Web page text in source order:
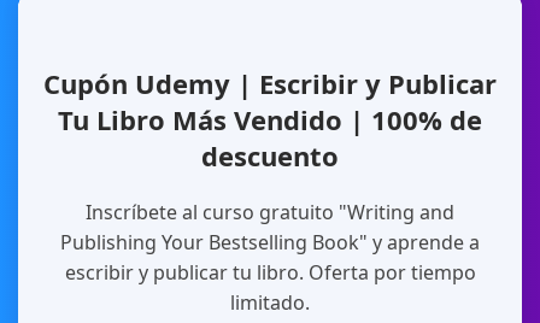
Cupón Udemy | Escribir y Publicar
Tu Libro Más Vendido | 100% de
descuento
Inscríbete al curso gratuito "Writing and
Publishing Your Bestselling Book" y aprende a
escribir y publicar tu libro. Oferta por tiempo
limitado.